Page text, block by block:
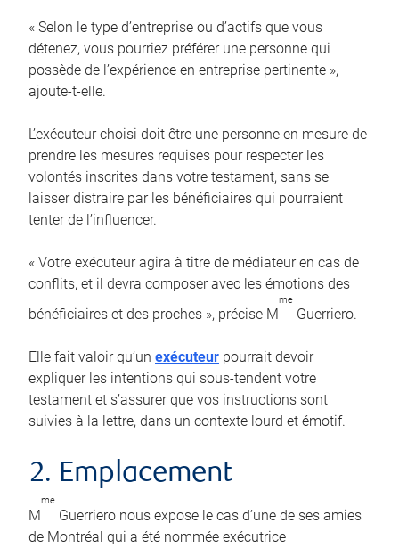
« Selon le type d’entreprise ou d’actifs que vous
détenez, vous pourriez préférer une personne qui
possède de l’expérience en entreprise pertinente »,
ajoute-t-elle.
L’exécuteur choisi doit être une personne en mesure de
prendre les mesures requises pour respecter les
volontés inscrites dans votre testament, sans se
laisser distraire par les bénéficiaires qui pourraient
tenter de l’influencer.
« Votre exécuteur agira à titre de médiateur en cas de
conflits, et il devra composer avec les émotions des
bénéficiaires et des proches », précise M
me
Guerriero.
Elle fait valoir qu’un exécuteur pourrait devoir
expliquer les intentions qui sous-tendent votre
testament et s’assurer que vos instructions sont
suivies à la lettre, dans un contexte lourd et émotif.
2. Emplacement
M
me
Guerriero nous expose le cas d’une de ses amies
de Montréal qui a été nommée exécutrice